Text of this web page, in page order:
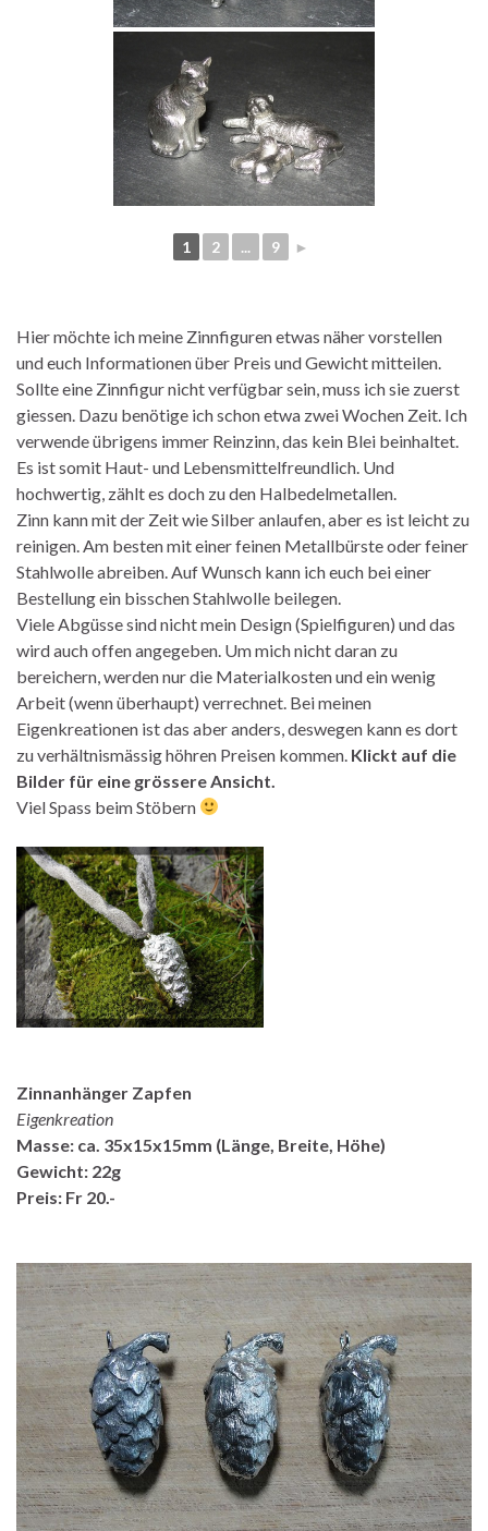
1 2 ... 9 ►
Hier möchte ich meine Zinnfiguren etwas näher vorstellen
und euch Informationen über Preis und Gewicht mitteilen.
Sollte eine Zinnfigur nicht verfügbar sein, muss ich sie zuerst
giessen. Dazu benötige ich schon etwa zwei Wochen Zeit. Ich
verwende übrigens immer Reinzinn, das kein Blei beinhaltet.
Es ist somit Haut- und Lebensmittelfreundlich. Und
hochwertig, zählt es doch zu den Halbedelmetallen.
Zinn kann mit der Zeit wie Silber anlaufen, aber es ist leicht zu
reinigen. Am besten mit einer feinen Metallbürste oder feiner
Stahlwolle abreiben. Auf Wunsch kann ich euch bei einer
Bestellung ein bisschen Stahlwolle beilegen.
Viele Abgüsse sind nicht mein Design (Spielfiguren) und das
wird auch offen angegeben. Um mich nicht daran zu
bereichern, werden nur die Materialkosten und ein wenig
Arbeit (wenn überhaupt) verrechnet. Bei meinen
Eigenkreationen ist das aber anders, deswegen kann es dort
zu verhältnismässig höhren Preisen kommen. Klickt auf die
Bilder für eine grössere Ansicht.
Viel Spass beim Stöbern
Zinnanhänger Zapfen
Eigenkreation
Masse: ca. 35x15x15mm (Länge, Breite, Höhe)
Gewicht: 22g
Preis: Fr 20.-